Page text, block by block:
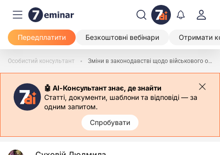
Передплатити Безкоштовні вебінари Отримати
Особистий консультант Зміни в законодавстві щодо військового обліку та бронювання підприємств
🤖 АІ-Консультант знає, де знайти
Статті, документи, шаблони та відповіді — за
одним запитом.
Спробувати